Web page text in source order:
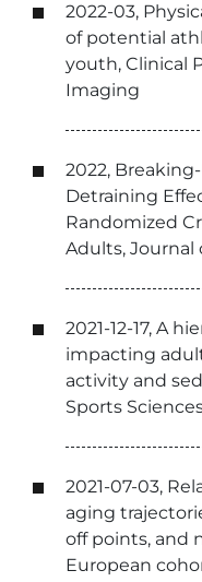
2022-03,
of potential
youth, Clinical
Imaging
2022,
Detraining
Randomized
Adults, Journal
2021-12-17, A
impacting
activity and
Sports
2021-07-03,
aging
off points, and
European